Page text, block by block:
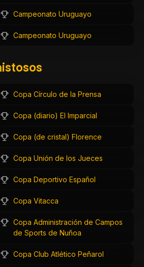
Campeonato Uruguayo
Campeonato Uruguayo
Copa Círculo de la Prensa
Copa (diario) El Imparcial
Copa (de cristal) Florence
Copa Unión de los Jueces
Copa Deportivo Español
Copa Vitacca
Copa Administración de Campos
de Sports de Nuñoa
Copa Club Atlético Peñarol